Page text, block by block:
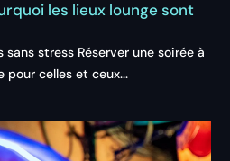
les lieux lounge sont
sans stress Réserver une soirée à
pour celles et ceux...